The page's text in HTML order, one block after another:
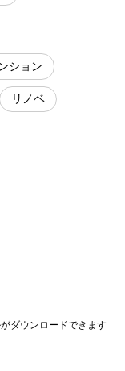
ション
リノベ
ダウンロードできます